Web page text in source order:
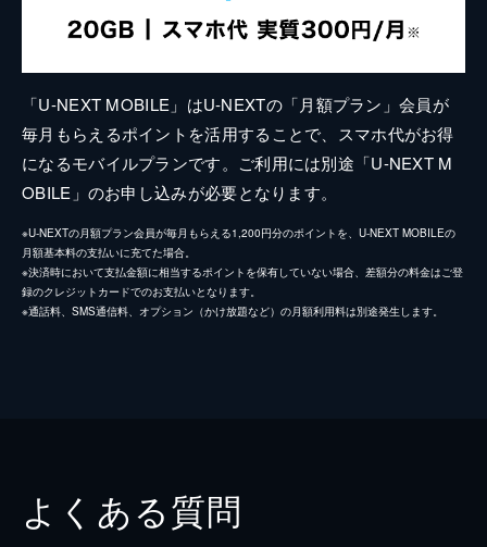
「U-NEXT MOBILE」はU-NEXTの「月額プラン」会員が
毎月もらえるポイントを活用することで、スマホ代がお得
になるモバイルプランです。ご利用には別途「U-NEXT M
OBILE」のお申し込みが必要となります。
※U-NEXTの月額プラン会員が毎月もらえる1,200円分のポイントを、U-NEXT MOBILEの
月額基本料の支払いに充てた場合。
※決済時において支払金額に相当するポイントを保有していない場合、差額分の料金はご登
録のクレジットカードでのお支払いとなります。
※通話料、SMS通信料、オプション（かけ放題など）の月額利用料は別途発生します。
よくある質問